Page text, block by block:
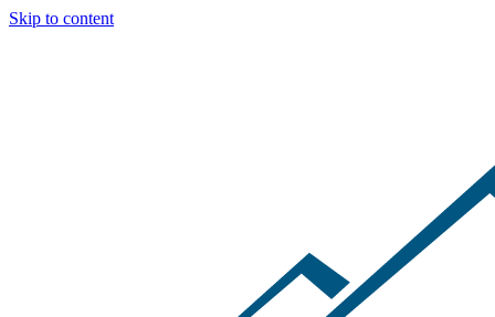
Skip to content